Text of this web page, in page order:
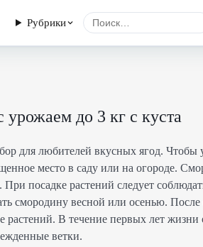
Рубрики
урожаем до 3 кг с куста
для любителей вкусных ягод. Чтобы
место в саду или на огороде.
посадке растений следует
смородину весной или осенью.
растений. В течение первых лет
ветки.